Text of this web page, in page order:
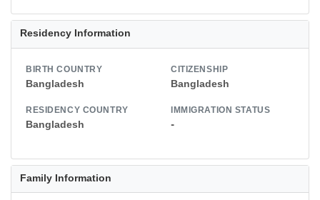
Residency Information
BIRTH COUNTRY
Bangladesh
CITIZENSHIP
Bangladesh
RESIDENCY COUNTRY
Bangladesh
IMMIGRATION STATUS
-
Family Information